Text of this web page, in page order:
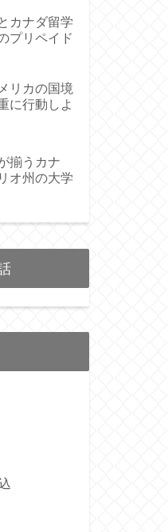
カナダ留学
プリペイド
リカの国境
に行動しよ
揃うカナ
オ州の大学